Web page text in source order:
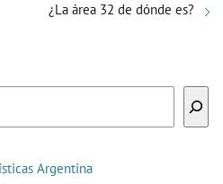
¿La área 32 de dónde es?
Argentina